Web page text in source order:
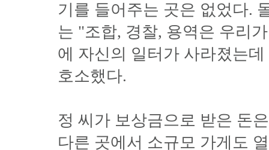
기를 들어주는 곳은 없었다.
는 "조합, 경찰, 용역은 우리
에 자신의 일터가 사라졌는
호소했다.
정 씨가 보상금으로 받은 돈
다른 곳에서 소규모 가게도